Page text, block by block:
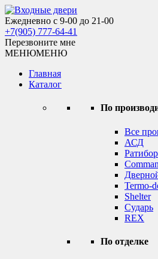
Skip
to
content
Входные двери
Ежедневно с 9-00 до 21-00
+7(905) 777-64-41
Перезвоните мне
МЕНЮМЕНЮ
Главная
Каталог
По
Все
АСД
Ратибор
Termo-
Shelter
Сударь
REX
По отделке